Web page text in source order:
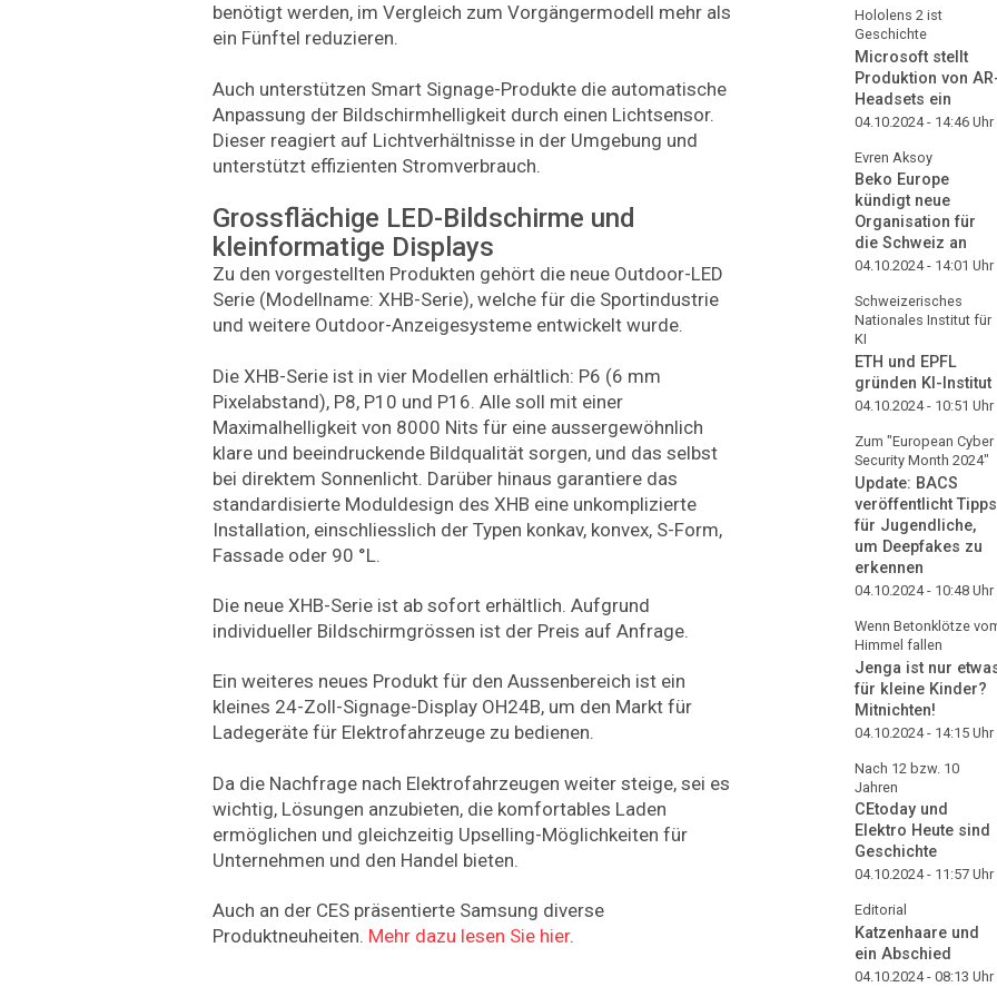
benötigt werden, im Vergleich zum Vorgängermodell mehr als
ein Fünftel reduzieren.
Auch unterstützen Smart Signage-Produkte die automatische
Anpassung der Bildschirmhelligkeit durch einen Lichtsensor.
Dieser reagiert auf Lichtverhältnisse in der Umgebung und
unterstützt effizienten Stromverbrauch.
Grossflächige LED-Bildschirme und
kleinformatige Displays
Zu den vorgestellten Produkten gehört die neue Outdoor-LED
Serie (Modellname: XHB-Serie), welche für die Sportindustrie
und weitere Outdoor-Anzeigesysteme entwickelt wurde.
Die XHB-Serie ist in vier Modellen erhältlich: P6 (6 mm
Pixelabstand), P8, P10 und P16. Alle soll mit einer
Maximalhelligkeit von 8000 Nits für eine aussergewöhnlich
klare und beeindruckende Bildqualität sorgen, und das selbst
bei direktem Sonnenlicht. Darüber hinaus garantiere das
standardisierte Moduldesign des XHB eine unkomplizierte
Installation, einschliesslich der Typen konkav, konvex, S-Form,
Fassade oder 90 °L.
Die neue XHB-Serie ist ab sofort erhältlich. Aufgrund
individueller Bildschirmgrössen ist der Preis auf Anfrage.
Ein weiteres neues Produkt für den Aussenbereich ist ein
kleines 24-Zoll-Signage-Display OH24B, um den Markt für
Ladegeräte für Elektrofahrzeuge zu bedienen.
Da die Nachfrage nach Elektrofahrzeugen weiter steige, sei es
wichtig, Lösungen anzubieten, die komfortables Laden
ermöglichen und gleichzeitig Upselling-Möglichkeiten für
Unternehmen und den Handel bieten.
Auch an der CES präsentierte Samsung diverse
Produktneuheiten. Mehr dazu lesen Sie hier.
Hololens 2 ist
Geschichte
Microsoft stellt
Produktion von
Headsets ein
04.10.2024 - 14:46 Uhr
Evren Aksoy
Beko Europe
kündigt neue
Organisation für
die Schweiz an
04.10.2024 - 14:01 Uhr
Schweizerisches
Nationales Institut für
KI
ETH und EPFL
gründen KI-Institut
04.10.2024 - 10:51 Uhr
Zum "European Cyber
Security Month 2024"
Update: BACS
veröffentlicht Tipps
für Jugendliche,
um Deepfakes zu
erkennen
04.10.2024 - 10:48 Uhr
Wenn Betonklötze
Himmel fallen
Jenga ist nur
für kleine Kinder?
Mitnichten!
04.10.2024 - 14:15 Uhr
Nach 12 bzw. 10
Jahren
CEtoday und
Elektro Heute sind
Geschichte
04.10.2024 - 11:57 Uhr
Editorial
Katzenhaare und
ein Abschied
04.10.2024 - 08:13 Uhr